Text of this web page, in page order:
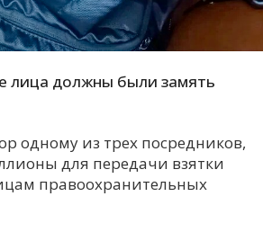
У
Х
Я
лица должны были замять
одному из трех посредников,
для передачи взятки
правоохранительных